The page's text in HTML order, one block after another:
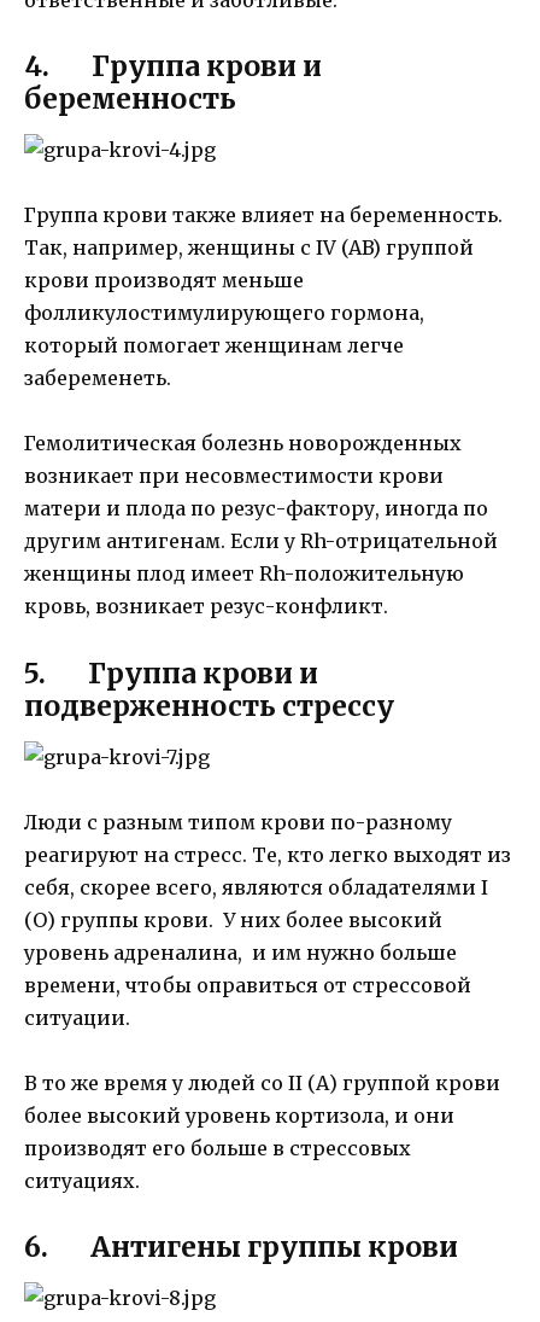
4. Группа крови и
беременность
Группа крови также влияет на беременность.
Так, например, женщины с IV (AB) группой
крови производят меньше
фолликулостимулирующего гормона,
который помогает женщинам легче
забеременеть.
Гемолитическая болезнь новорожденных
возникает при несовместимости крови
матери и плода по резус-фактору, иногда по
другим антигенам. Если у Rh-отрицательной
женщины плод имеет Rh-положительную
кровь, возникает резус-конфликт.
5. Группа крови и
подверженность стрессу
Люди с разным типом крови по-разному
реагируют на стресс. Те, кто легко выходят из
себя, скорее всего, являются обладателями I
(О) группы крови. У них более высокий
уровень адреналина, и им нужно больше
времени, чтобы оправиться от стрессовой
ситуации.
В то же время у людей со II (А) группой крови
более высокий уровень кортизола, и они
производят его больше в стрессовых
ситуациях.
6. Антигены группы крови